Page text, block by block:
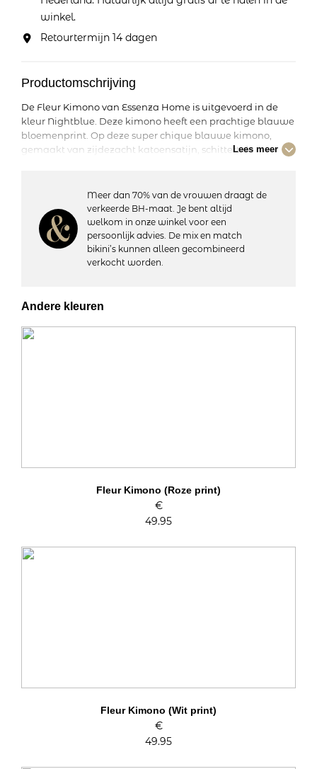
winkel.
Retourtermijn 14 dagen
Productomschrijving
De Fleur Kimono van Essenza Home is uitgevoerd in de
kleur Nightblue. Deze kimono heeft een prachtige blauwe
bloemenprint. Op deze super chique blauwe kimono,
gemaakt van zijdezacht katoensatijn, schittert de
meesters? Een must-have voor wie niet genoeg kan
krijgen van bloemen en van mooie homewear!
Details:
– Mouwlengte: 3/4
– Lengte: Valt boven de knie
– Materiaal: 100% katoen
– Wasvoorschriften: 30 graden machinewas, niet geschikt
Lees meer
Meer dan 70% van de vrouwen draagt de
verkeerde BH-maat. Je bent altijd
welkom in onze winkel voor een
persoonlijk advies. De mix en match
bikini’s kunnen alleen gecombineerd
verkocht worden.
Andere kleuren
Fleur Kimono (Roze print)
€
49.95
Fleur Kimono (Wit print)
€
49.95